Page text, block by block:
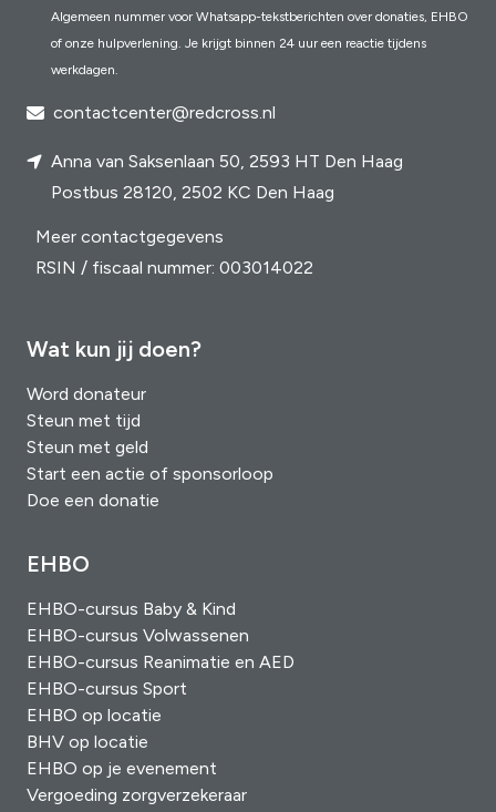
Algemeen nummer voor Whatsapp-tekstberichten over donaties, EHBO
of onze hulpverlening. Je krijgt binnen 24 uur een reactie tijdens
werkdagen.
contactcenter@redcross.nl
Anna van Saksenlaan 50, 2593 HT Den Haag
Postbus 28120, 2502 KC Den Haag
Meer contactgegevens
RSIN / fiscaal nummer: 003014022
Wat kun jij doen?
Word donateur
Steun met tijd
Steun met geld
Start een actie of sponsorloop
Doe een donatie
EHBO
EHBO-cursus Baby & Kind
EHBO-cursus Volwassenen
EHBO-cursus Reanimatie en AED
EHBO-cursus Sport
EHBO op locatie
BHV op locatie
EHBO op je evenement
Vergoeding zorgverzekeraar